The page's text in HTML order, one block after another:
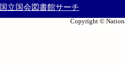
国立国会図書館サーチ
Copyright ©